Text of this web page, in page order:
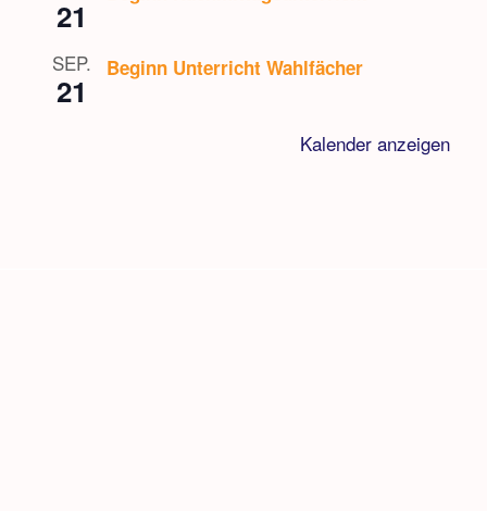
21
SEP.
21
Beginn Unterricht Wahlfächer
Kalender anzeigen